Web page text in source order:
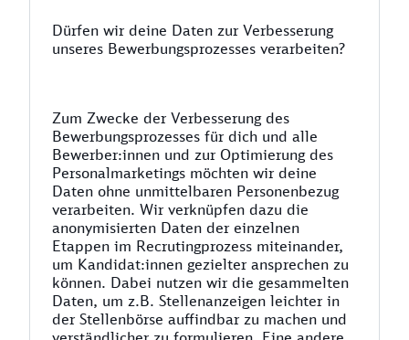
Dürfen wir deine Daten zur Verbesserung
unseres Bewerbungsprozesses verarbeiten?
Zum Zwecke der Verbesserung des
Bewerbungsprozesses für dich und alle
Bewerber:innen und zur Optimierung des
Personalmarketings möchten wir deine
Daten ohne unmittelbaren Personenbezug
verarbeiten. Wir verknüpfen dazu die
anonymisierten Daten der einzelnen
Etappen im Recrutingprozess miteinander,
um Kandidat:innen gezielter ansprechen zu
können. Dabei nutzen wir die gesammelten
Daten, um z.B. Stellenanzeigen leichter in
der Stellenbörse auffindbar zu machen und